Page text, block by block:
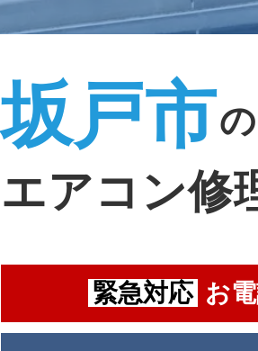
坂戸市の
エアコン修
緊急対応 お